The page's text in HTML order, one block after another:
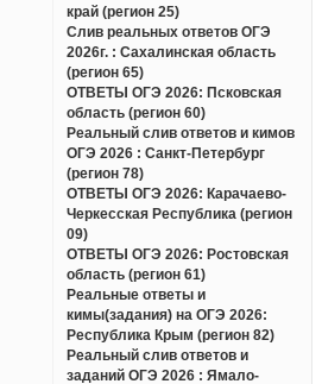
край (регион 25)
Слив реальных ответов ОГЭ
2026г. : Сахалинская область
(регион 65)
ОТВЕТЫ ОГЭ 2026: Псковская
область (регион 60)
Реальный слив ответов и кимов
ОГЭ 2026 : Санкт-Петербург
(регион 78)
ОТВЕТЫ ОГЭ 2026: Карачаево-
Черкесская Республика (регион
09)
ОТВЕТЫ ОГЭ 2026: Ростовская
область (регион 61)
Реальные ответы и
кимы(задания) на ОГЭ 2026:
Республика Крым (регион 82)
Реальный слив ответов и
заданий ОГЭ 2026 : Ямало-